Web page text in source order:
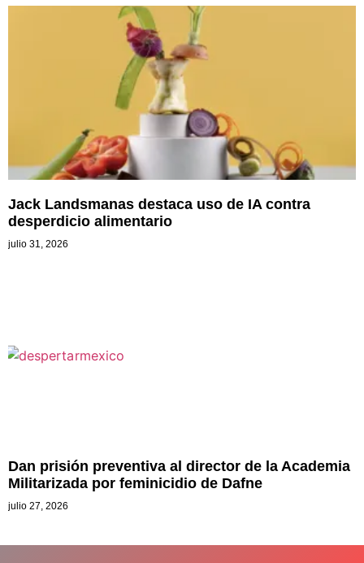
Jack Landsmanas destaca uso de IA contra
desperdicio alimentario
julio 31, 2026
Dan prisión preventiva al director de la Academia
Militarizada por feminicidio de Dafne
julio 27, 2026